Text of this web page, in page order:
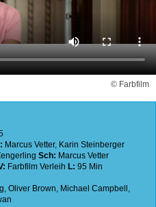
© Farbfilm
Marcus Vetter, Karin Steinberger
Sch: Marcus Vetter
Farbfilm Verleih L: 95 Min
, Oliver Brown, Michael Campbell ,